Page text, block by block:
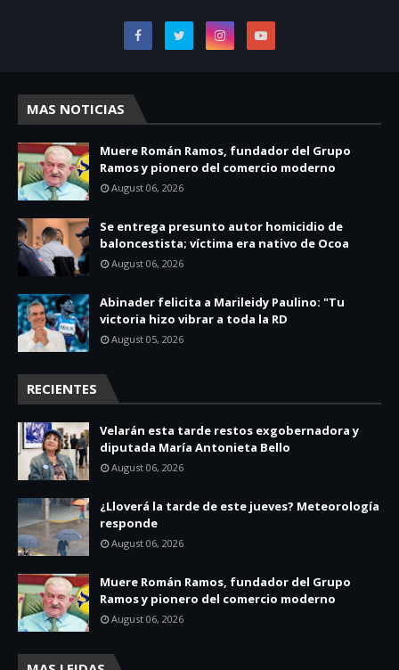
MAS NOTICIAS
Muere Román Ramos, fundador del Grupo
Ramos y pionero del comercio moderno
August 06, 2026
Se entrega presunto autor homicidio de
baloncestista; víctima era nativo de Ocoa
August 06, 2026
Abinader felicita a Marileidy Paulino: "Tu
victoria hizo vibrar a toda la RD
August 05, 2026
RECIENTES
Velarán esta tarde restos exgobernadora y
diputada María Antonieta Bello
August 06, 2026
¿Lloverá la tarde de este jueves? Meteorología
responde
August 06, 2026
Muere Román Ramos, fundador del Grupo
Ramos y pionero del comercio moderno
August 06, 2026